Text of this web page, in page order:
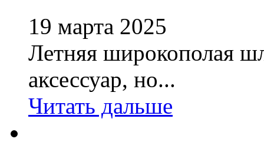
19 марта 2025
Летняя широкополая
аксессуар, но...
Читать дальше